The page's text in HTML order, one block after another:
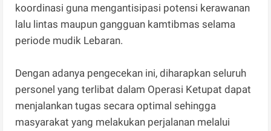
koordinasi guna mengantisipasi potensi kerawanan
lalu lintas maupun gangguan kamtibmas selama
periode mudik Lebaran.
Dengan adanya pengecekan ini, diharapkan seluruh
personel yang terlibat dalam Operasi Ketupat dapat
menjalankan tugas secara optimal sehingga
masyarakat yang melakukan perjalanan melalui